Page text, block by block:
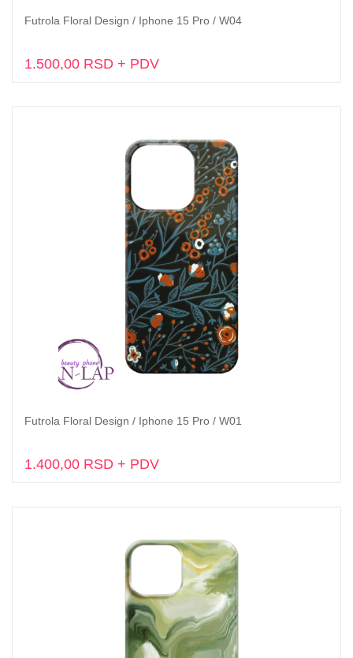
Dodaj u korpu
Futrola Floral Design / Iphone 15 Pro / W04
1.500,00 RSD + PDV
Dodaj u korpu
Futrola Floral Design / Iphone 15 Pro / W01
1.400,00 RSD + PDV